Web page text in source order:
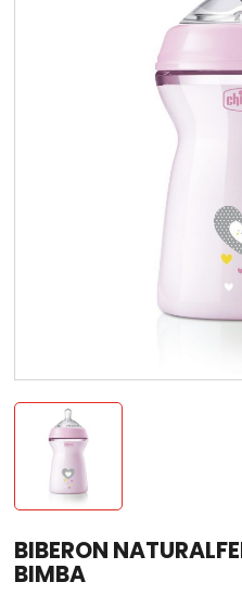
BIBERON
BIMBA